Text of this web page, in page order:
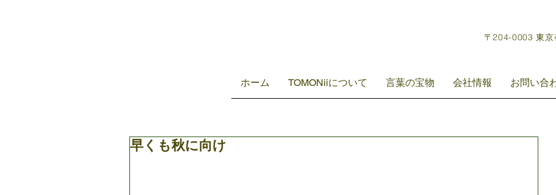
〒204-0003 東
ホーム TOMONiiについて 言葉の宝物 会社情報 お問い合
早くも秋に向け